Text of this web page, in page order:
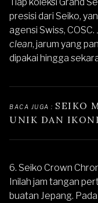
presisi dari Seiko,
agensi Swiss,
clean, jarum yang
dipakai hingga
BACA JUGA : SEIKO
UNIK DAN
6. Seiko Crown
Inilah jam tangan
buatan Jepang.